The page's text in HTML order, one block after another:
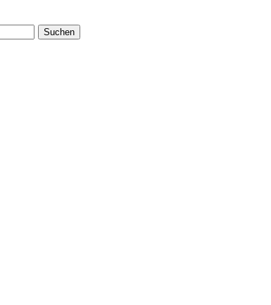
Suchen